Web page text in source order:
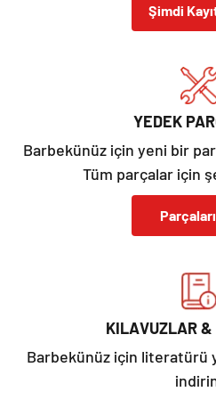
Şimdi
YEDEK
Barbekünüz için yeni bir
Tüm parçalar için
KILAVUZLAR &
Barbekünüz için literatürü